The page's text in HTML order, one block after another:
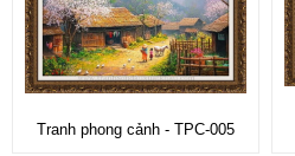
Tranh phong cảnh - TPC-005